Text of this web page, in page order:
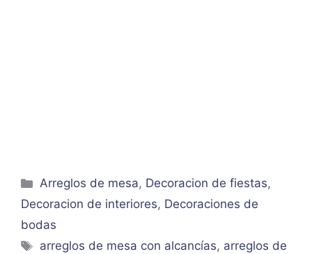
Categorías
Arreglos de mesa, Decoracion de fiestas,
Decoracion de interiores, Decoraciones de
bodas
Etiquetas
arreglos de mesa con alcancías, arreglos de